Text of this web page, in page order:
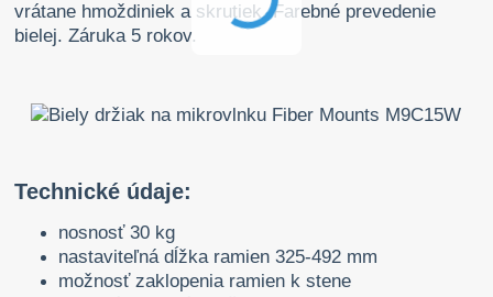
vrátane hmoždiniek a skrutiek. Farebné prevedenie
bielej. Záruka 5 rokov.
Technické údaje:
nosnosť 30 kg
nastaviteľná dĺžka ramien 325-492 mm
možnosť zaklopenia ramien k stene